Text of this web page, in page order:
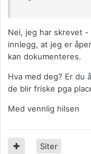
Nei, jeg har skrevet
innlegg, at jeg er
kan dokumenteres.
Hva med deg? Er du
de blir friske pga
Med vennlig hilsen
Siter